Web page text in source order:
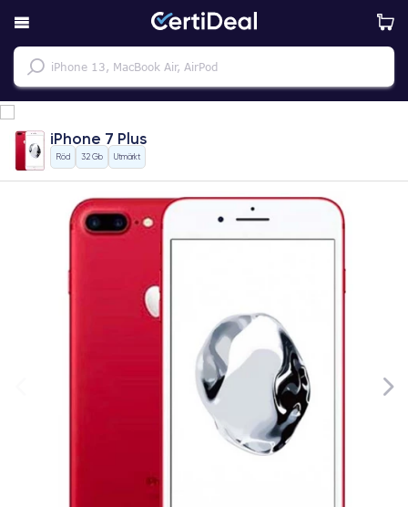
iPhone 7 Plus
Röd 32 Gb Utmärkt